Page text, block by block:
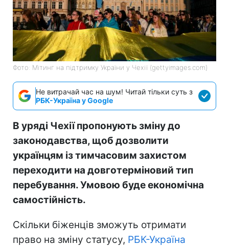
Фото: Мітинг на підтримку України у Чехії (gettyimages.com)
Не витрачай час на шум! Читай тільки суть з
РБК-Україна у Google
В уряді Чехії пропонують зміну до
законодавства, щоб дозволити
українцям із тимчасовим захистом
переходити на довготерміновий тип
перебування. Умовою буде економічна
самостійність.
Скільки біженців зможуть отримати
право на зміну статусу, РБК-Україна